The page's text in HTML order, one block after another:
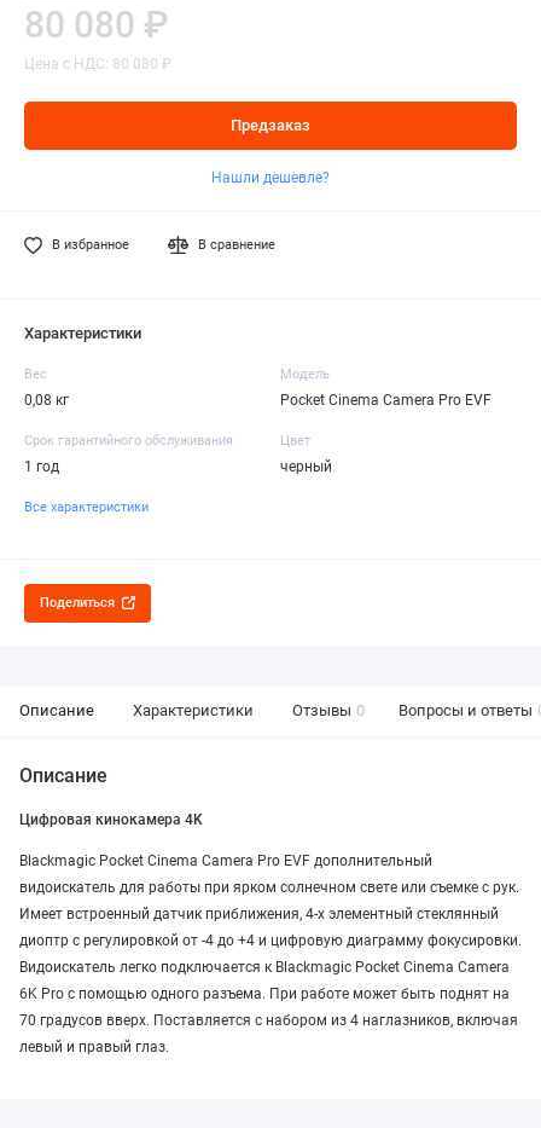
80 080 ₽
Цена с НДС: 80 080 ₽
Предзаказ
Нашли дешевле?
В избранное В сравнение
Характеристики
Вес
0,08 кг
Модель
Pocket Cinema Camera Pro EVF
Срок гарантийного обслуживания
1 год
Цвет
черный
Все характеристики
Поделиться
Описание Характеристики Отзывы 0 Вопросы и ответы
Описание
Цифровая кинокамера 4K
Blackmagic Pocket Cinema Camera Pro EVF дополнительный
видоискатель для работы при ярком солнечном свете или съемке с рук.
Имеет встроенный датчик приближения, 4-х элементный стеклянный
диоптр с регулировкой от -4 до +4 и цифровую диаграмму фокусировки.
Видоискатель легко подключается к Blackmagic Pocket Cinema Camera
6K Pro с помощью одного разъема. При работе может быть поднят на
70 градусов вверх. Поставляется с набором из 4 наглазников, включая
левый и правый глаз.